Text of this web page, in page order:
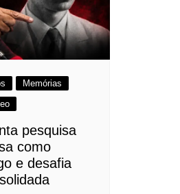
Memórias
pesquisa
como
e desafia